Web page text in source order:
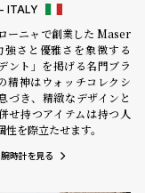
ITALY
ーニャで創業した Maser
さと優雅さを象徴する
ント」を掲げる名門ブラ
精神はウォッチコレクシ
づき、精緻なデザインと
せ持つアイテムは持つ人
性を際立たせます。
時計を見る